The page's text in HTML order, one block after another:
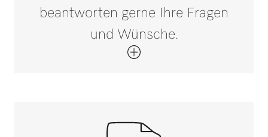
0,01
Bruttogewicht in kg i
beantworten gerne Ihre Fragen
und Wünsche.